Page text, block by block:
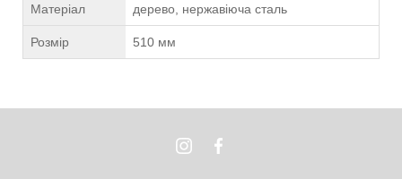
Матеріал дерево, нержавіюча сталь
Розмір 510 мм